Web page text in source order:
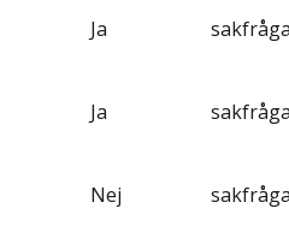
Ja
Ja
Nej